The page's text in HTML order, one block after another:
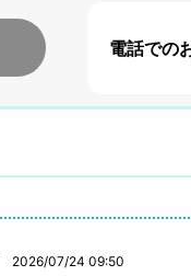
電話での
2026/07/24 09:50